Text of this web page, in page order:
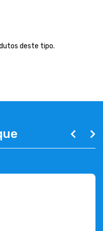
deste tipo.